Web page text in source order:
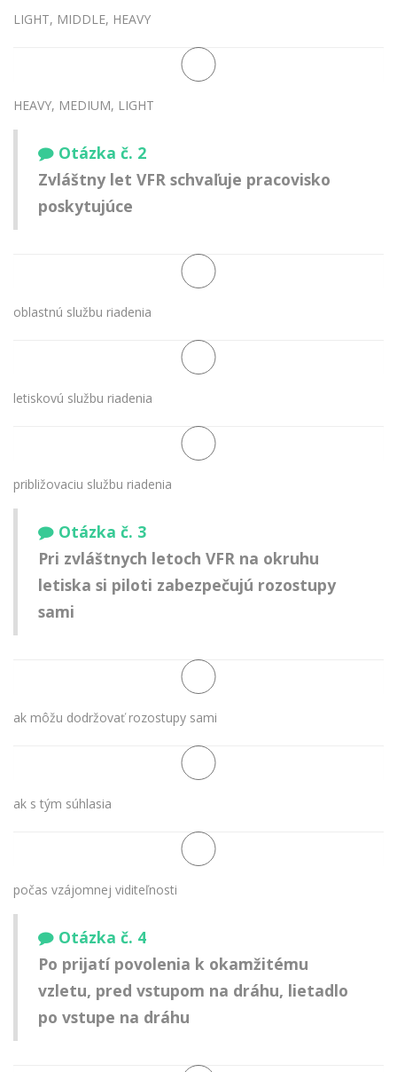
LIGHT, MIDDLE, HEAVY
HEAVY, MEDIUM, LIGHT
Otázka č. 2
Zvláštny let VFR schvaľuje pracovisko
poskytujúce
oblastnú službu riadenia
letiskovú službu riadenia
približovaciu službu riadenia
Otázka č. 3
Pri zvláštnych letoch VFR na okruhu
letiska si piloti zabezpečujú rozostupy
sami
ak môžu dodržovať rozostupy sami
ak s tým súhlasia
počas vzájomnej viditeľnosti
Otázka č. 4
Po prijatí povolenia k okamžitému
vzletu, pred vstupom na dráhu, lietadlo
po vstupe na dráhu